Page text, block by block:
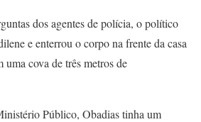
dos agentes de polícia, o político
e enterrou o corpo na frente da casa
cova de três metros de
Público, Obadias tinha um